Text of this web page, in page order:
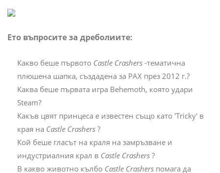
Ето въпросите за дреболиите:
Какво беше първото Castle Crashers -тематична
плюшена шапка, създадена за PAX през 2012 г.?
Каква беше първата игра Behemoth, която удари
Steam?
Какъв цвят принцеса е известен също като 'Tricky' в
края на Castle Crashers ?
Кой беше гласът на краля на замръзване и
индустриалния крал в Castle Crashers ?
В какво животно кълбо Castle Crashers помага да